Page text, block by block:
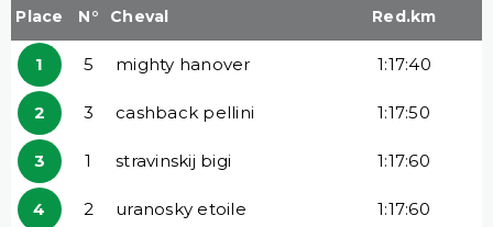
Place N° Cheval Red.km
1 5 mighty hanover 1:17:40
2 3 cashback pellini 1:17:50
3 1 stravinskij bigi 1:17:60
4 2 uranosky etoile 1:17:60